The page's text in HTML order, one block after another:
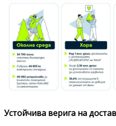
Устойчива верига на